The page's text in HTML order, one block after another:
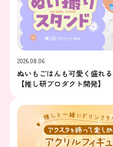
2026.08.06
ぬいもごはんも可愛く盛れ
【推し研プロダクト開発】